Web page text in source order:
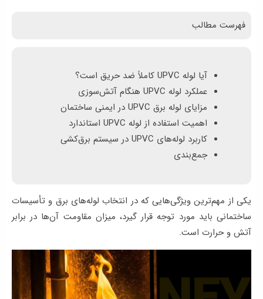
محصولات
وبلاگ
پشتیبانی
فهرست مطالب
آیا لوله UPVC کاملاً ضد حریق است؟
عملکرد لوله UPVC هنگام آتش‌سوزی
مزایای لوله برق UPVC در ایمنی ساختمان
اهمیت استفاده از لوله UPVC استاندارد
کاربرد لوله‌های UPVC در سیستم برق‌کشی
جمع‌بندی
یکی از مهم‌ترین ویژگی‌هایی که در انتخاب لوله‌های برق و تأسیسات
ساختمانی باید مورد توجه قرار گیرد، میزان مقاومت آن‌ها در برابر
آتش و حرارت است.